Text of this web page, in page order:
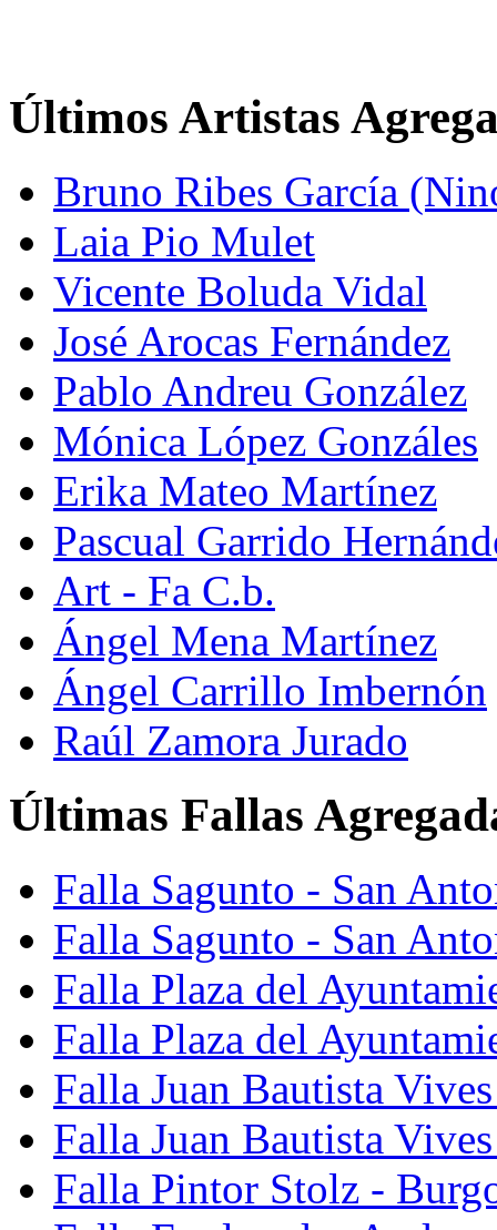
Últimos Artistas
Bruno Ribes García
Laia Pio Mulet
Vicente Boluda Vidal
José Arocas Fernández
Pablo Andreu González
Mónica López Gonzáles
Erika Mateo Martínez
Pascual Garrido
Art - Fa C.b.
Ángel Mena Martínez
Ángel Carrillo Imbernón
Raúl Zamora Jurado
Últimas Fallas
Falla Sagunto - San
Falla Sagunto - San
Falla Plaza del
Falla Plaza del
Falla Juan Bautista
Falla Juan Bautista
Falla Pintor Stolz -